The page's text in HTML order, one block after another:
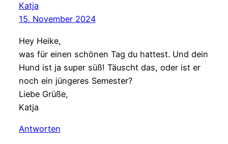
Katja
15. November 2024
Hey Heike,
was für einen schönen Tag du hattest. Und dein
Hund ist ja super süß! Täuscht das, oder ist er
noch ein jüngeres Semester?
Liebe Grüße,
Katja
Antworten